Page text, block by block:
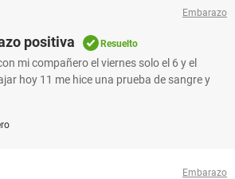
Embarazo
positiva Resuelto
mi compañero el viernes solo el 6 y el
hoy 11 me hice una prueba de sangre y
Embarazo